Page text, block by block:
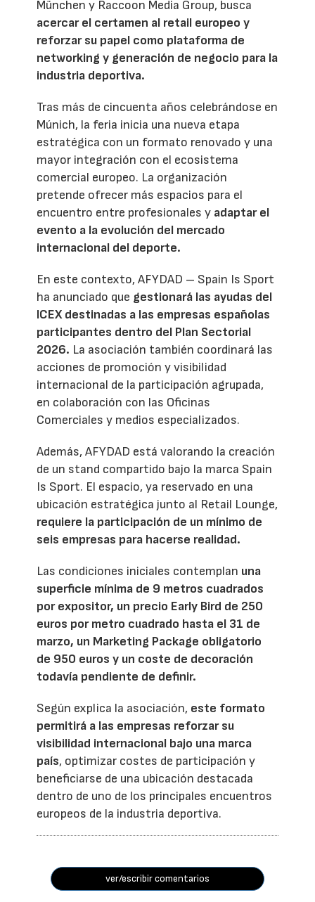
München y Raccoon Media Group, busca
acercar el certamen al retail europeo y
reforzar su papel como plataforma de
networking y generación de negocio para la
industria deportiva.
Tras más de cincuenta años celebrándose en
Múnich, la feria inicia una nueva etapa
estratégica con un formato renovado y una
mayor integración con el ecosistema
comercial europeo. La organización
pretende ofrecer más espacios para el
encuentro entre profesionales y adaptar el
evento a la evolución del mercado
internacional del deporte.
En este contexto, AFYDAD – Spain Is Sport
ha anunciado que gestionará las ayudas del
ICEX destinadas a las empresas españolas
participantes dentro del Plan Sectorial
2026. La asociación también coordinará las
acciones de promoción y visibilidad
internacional de la participación agrupada,
en colaboración con las Oficinas
Comerciales y medios especializados.
Además, AFYDAD está valorando la creación
de un stand compartido bajo la marca Spain
Is Sport. El espacio, ya reservado en una
ubicación estratégica junto al Retail Lounge,
requiere la participación de un mínimo de
seis empresas para hacerse realidad.
Las condiciones iniciales contemplan una
superficie mínima de 9 metros cuadrados
por expositor, un precio Early Bird de 250
euros por metro cuadrado hasta el 31 de
marzo, un Marketing Package obligatorio
de 950 euros y un coste de decoración
todavía pendiente de definir.
Según explica la asociación, este formato
permitirá a las empresas reforzar su
visibilidad internacional bajo una marca
país, optimizar costes de participación y
beneficiarse de una ubicación destacada
dentro de uno de los principales encuentros
europeos de la industria deportiva.
ver/escribir comentarios